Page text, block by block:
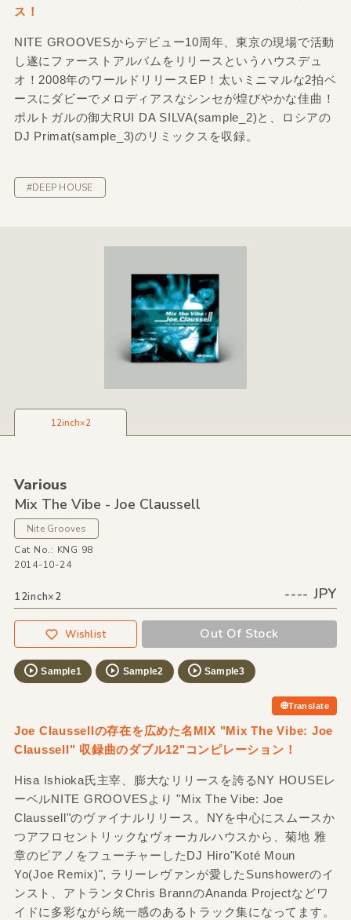
ス！
NITE GROOVESからデビュー10周年、東京の現場で活動
し遂にファーストアルバムをリリースというハウスデュ
オ！2008年のワールドリリースEP！太いミニマルな2拍ベ
ースにダビーでメロディアスなシンセが煌びやかな佳曲！
ポルトガルの御大RUI DA SILVA(sample_2)と、ロシアの
DJ Primat(sample_3)のリミックスを収録。
#DEEP HOUSE
12inch×2
Various
Mix The Vibe - Joe Claussell
Nite Grooves
Cat No.: KNG 98
2014-10-24
12inch×2 ---- JPY
Wishlist Out Of Stock
Sample1 Sample2 Sample3
Translate
Joe Claussellの存在を広めた名MIX "Mix The Vibe: Joe
Claussell" 収録曲のダブル12"コンピレーション！
Hisa Ishioka氏主宰、膨大なリリースを誇るNY HOUSEレ
ーベルNITE GROOVESより "Mix The Vibe: Joe
Claussell"のヴァイナルリリース。NYを中心にスムースか
つアフロセントリックなヴォーカルハウスから、菊地 雅
章のピアノをフューチャーしたDJ Hiro"Koté Moun
Yo(Joe Remix)", ラリーレヴァンが愛したSunshowerのイ
ンスト、アトランタChris BrannのAnanda Projectなどワ
イドに多彩ながら統一感のあるトラック集になってます。